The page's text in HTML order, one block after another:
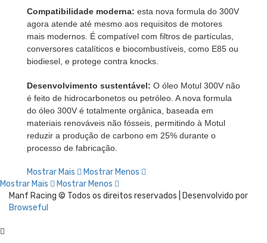
Compatibilidade moderna: esta nova formula do 300V
agora atende até mesmo aos requisitos de motores
mais modernos. É compatível com filtros de partículas,
conversores catalíticos e biocombustíveis, como E85 ou
biodiesel, e protege contra knocks.
Desenvolvimento sustentável: O óleo Motul 300V não
é feito de hidrocarbonetos ou petróleo. A nova formula
do óleo 300V é totalmente orgânica, baseada em
materiais renováveis ​​não fósseis, permitindo à Motul
reduzir a produção de carbono em 25% durante o
processo de fabricação.
Mostrar Mais
Mostrar Menos
Mostrar Mais
Mostrar Menos
Manf Racing © Todos os direitos reservados | Desenvolvido por
Browseful